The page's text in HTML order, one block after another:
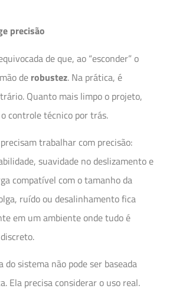
precisão
de que, ao “esconder” o
de robustez. Na prática, é
Quanto mais limpo o projeto,
controle técnico por trás.
trabalhar com precisão:
suavidade no deslizamento e
compatível com o tamanho da
ruído ou desalinhamento fica
em um ambiente onde tudo é
do sistema não pode ser baseada
Ela precisa considerar o uso real.